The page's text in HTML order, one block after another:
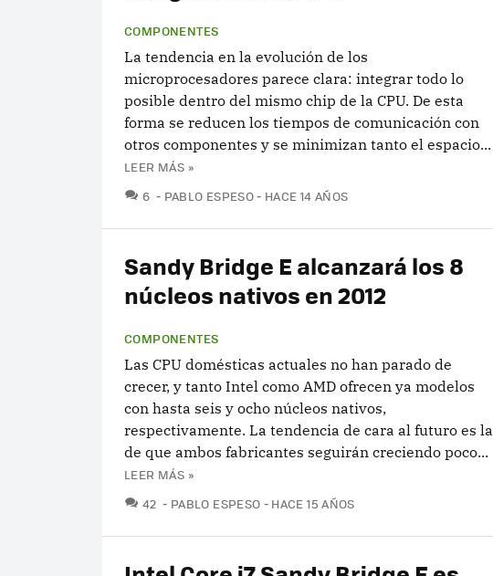
COMPONENTES
La tendencia en la evolución de los
microprocesadores parece clara: integrar todo lo
posible dentro del mismo chip de la CPU. De esta
forma se reducen los tiempos de comunicación con
otros componentes y se minimizan tanto el espacio...
LEER MÁS »
6 COMENTARIOS
PABLO ESPESO HACE 14 AÑOS
Sandy Bridge E alcanzará los 8
núcleos nativos en 2012
COMPONENTES
Las CPU domésticas actuales no han parado de
crecer, y tanto Intel como AMD ofrecen ya modelos
con hasta seis y ocho núcleos nativos,
respectivamente. La tendencia de cara al futuro es la
de que ambos fabricantes seguirán creciendo poco...
LEER MÁS »
42 COMENTARIOS
PABLO ESPESO HACE 15 AÑOS